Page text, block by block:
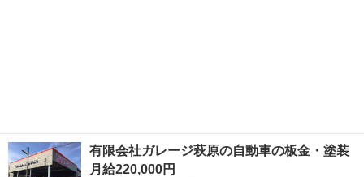
有限会社ガレージ萩原の自動車の板金・塗装
月給220,000円